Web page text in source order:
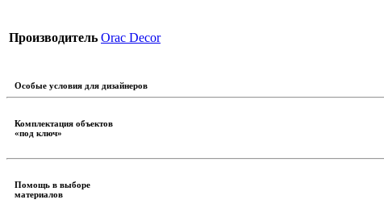
Производитель Orac Decor
Особые условия для дизайнеров
Комплектация объектов
«под ключ»
Помощь в выборе
материалов